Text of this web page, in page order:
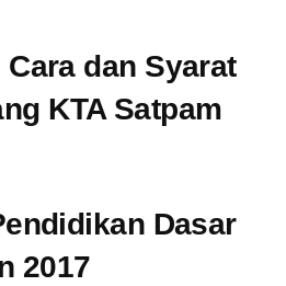
dan Syarat
KTA Satpam
Dasar
2017